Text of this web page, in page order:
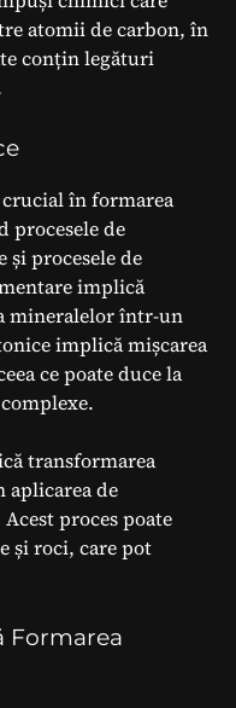
atomii de carbon, în
conțin legături
crucial în formarea
procesele de
și procesele de
implică
mineralelor într-un
implică mișcarea
ce poate duce la
transformarea
de
proces poate
și roci, care pot
Formarea